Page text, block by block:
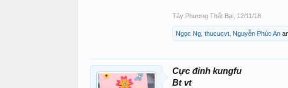
Tây Phương Thất Bại 12/11/18
Ngọc Ng thucucvt Nguyễn Phúc An
Cực đỉnh kungfu
Bt vt